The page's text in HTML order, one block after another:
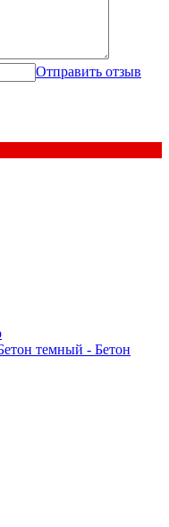
Отправить отзыв
темный - Бетон